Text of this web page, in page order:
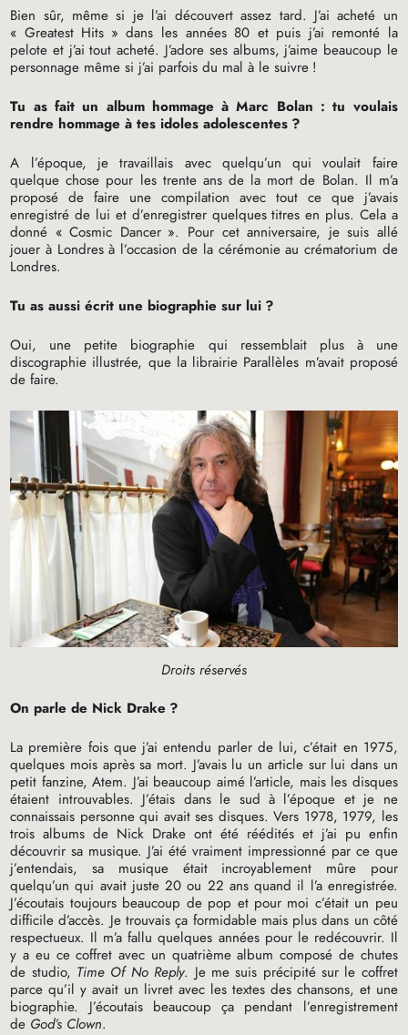
Bien sûr, même si je l’ai découvert assez tard. J’ai acheté un
« Greatest Hits » dans les années 80 et puis j’ai remonté la
pelote et j’ai tout acheté. J’adore ses albums, j’aime beaucoup le
personnage même si j’ai parfois du mal à le suivre !
Tu as fait un album hommage à Marc Bolan : tu voulais
rendre hommage à tes idoles adolescentes ?
A l’époque, je travaillais avec quelqu’un qui voulait faire
quelque chose pour les trente ans de la mort de Bolan. Il m’a
proposé de faire une compilation avec tout ce que j’avais
enregistré de lui et d’enregistrer quelques titres en plus. Cela a
donné « Cosmic Dancer ». Pour cet anniversaire, je suis allé
jouer à Londres à l’occasion de la cérémonie au crématorium de
Londres.
Tu as aussi écrit une biographie sur lui ?
Oui, une petite biographie qui ressemblait plus à une
discographie illustrée, que la librairie Parallèles m’avait proposé
de faire.
Droits réservés
On parle de Nick Drake ?
La première fois que j’ai entendu parler de lui, c’était en 1975,
quelques mois après sa mort. J’avais lu un article sur lui dans un
petit fanzine, Atem. J’ai beaucoup aimé l’article, mais les disques
étaient introuvables. J’étais dans le sud à l’époque et je ne
connaissais personne qui avait ses disques. Vers 1978, 1979, les
trois albums de Nick Drake ont été réédités et j’ai pu enfin
découvrir sa musique. J’ai été vraiment impressionné par ce que
j’entendais, sa musique était incroyablement mûre pour
quelqu’un qui avait juste 20 ou 22 ans quand il l’a enregistrée.
J’écoutais toujours beaucoup de pop et pour moi c’était un peu
difficile d’accès. Je trouvais ça formidable mais plus dans un côté
respectueux. Il m’a fallu quelques années pour le redécouvrir. Il
y a eu ce coffret avec un quatrième album composé de chutes
de studio, Time Of No Reply. Je me suis précipité sur le coffret
parce qu’il y avait un livret avec les textes des chansons, et une
biographie. J’écoutais beaucoup ça pendant l’enregistrement
de God’s Clown.